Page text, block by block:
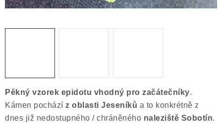
VIDEOGALERIE
Ochrana osobních údajů
Výkup minerálů a drahých kamenů
Pěkný vzorek epidotu vhodný pro začátečníky.
Kámen pochází z oblasti Jeseníků a to konkrétně z
dnes již nedostupného / chráněného naleziště Sobotín.